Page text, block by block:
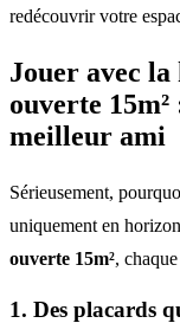
redécouvrir votre
Jouer avec
ouverte
meilleur ami
Sérieusement,
uniquement en
ouverte 15m²,
1. Des placards